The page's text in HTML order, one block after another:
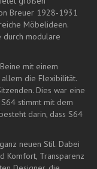
Breuer 1928-1931
Möbelideen.
durch modulare
mit einem
die Flexibilität.
Dies war eine
stimmt mit dem
darin, dass S64
neuen Stil. Dabei
Komfort, Transparenz